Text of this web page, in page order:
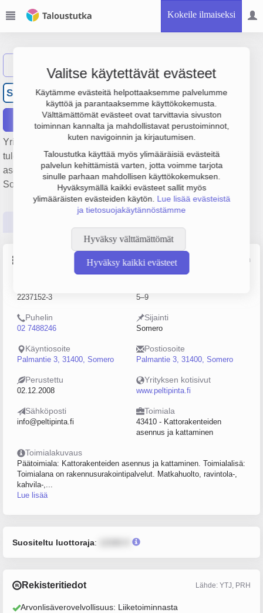
Kokeile ilmaiseksi
Valitse käytettävät evästeet
Käytämme evästeitä helpottaaksemme palvelumme
käyttöä ja parantaaksemme käyttökokemusta.
Välttämättömät evästeet ovat tarvittavia sivuston
toiminnan kannalta ja mahdollistavat perustoiminnot,
kuten navigoinnin ja kirjautumisen.
Taloustutka käyttää myös ylimääräisiä evästeitä
palvelun kehittämistä varten, jotta voimme tarjota
sinulle parhaan mahdollisen käyttökokemuksen.
Hyväksymällä kaikki evästeet sallit myös
ylimääräisten evästeiden käytön. Lue lisää evästeistä
ja tietosuojakäytännöstämme
Hyväksy välttämättömät
Hyväksy kaikki evästeet
SP Someron Peltipinta Oy
Raportit
Yrityksen Someron Peltipinta Oy liikevaihto on 1.4 milj. € ja
tulos 136 000 €. Sen päätoimiala on Kattorakenteiden
asennus ja kattaminen, perustamisvuosi 2008 ja sijainti
Somero. Yrityksen yhtiömuoto Osakeyhtiö (OY).
Lähde: YTJ, PRH, Traficom
2237152-3 5–9
Puhelin
02 7488246
Sijainti
Somero
Käyntiosoite
Palmantie 3, 31400, Somero
Postiosoite
Palmantie 3, 31400, Somero
Perustettu
02.12.2008
Yrityksen kotisivut
www.peltipinta.fi
Sähköposti
info@peltipinta.fi
Toimiala
43410 - Kattorakenteiden
asennus ja kattaminen
Toimialakuvaus
Päätoimiala: Kattorakenteiden asennus ja kattaminen. Toimialalisä:
Toimialana on rakennusurakointipalvelut. Matkahuolto, ravintola-,
kahvila-,...
Lue lisää
Suositeltu luottoraja:
Rekisteritiedot Lähde: YTJ, PRH
Arvonlisäverovelvollisuus: Liiketoiminnasta